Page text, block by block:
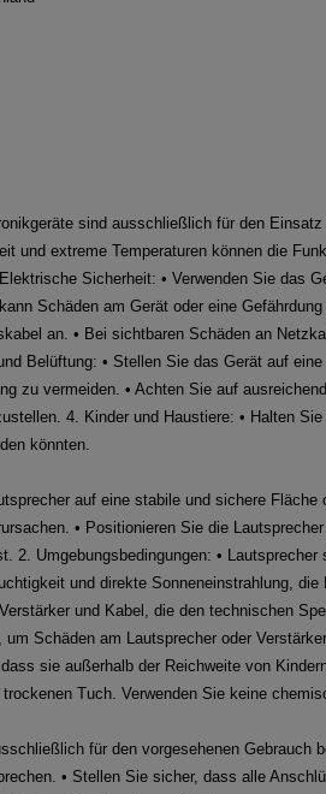
sind ausschließlich für den
und extreme Temperaturen können die
Sicherheit: • Verwenden Sie das
Schäden am Gerät oder eine
an. • Bei sichtbaren Schäden an
Belüftung: • Stellen Sie das Gerät auf
zu vermeiden. • Achten Sie auf
4. Kinder und Haustiere: • Halten
könnten.
auf eine stabile und sichere
• Positionieren Sie die
2. Umgebungsbedingungen: •
und direkte Sonneneinstrahlung,
und Kabel, die den technischen
um Schäden am Lautsprecher oder
sie außerhalb der Reichweite von
Tuch. Verwenden Sie keine
für den vorgesehenen
• Stellen Sie sicher, dass alle